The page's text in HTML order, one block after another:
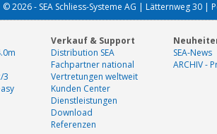
© 2026 - SEA Schliess-Systeme AG | Lätternweg 30
3
Verkauf & Support
Distribution SEA
Fachpartner national
Vertretungen weltweit
Kunden Center
Dienstleistungen
Download
Referenzen
SEA-News
ARCHIV -